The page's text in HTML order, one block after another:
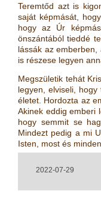
Teremtőd azt is
saját képmását,
hogy az Úr
önszántából tieddé
lássák az
is részese legyen
Megszületik tehát
legyen, elviseli,
életet. Hordozta az
Akinek eddig emberi
hogy semmit se
Mindezt pedig a mi
Isten, most és
2022-07-29